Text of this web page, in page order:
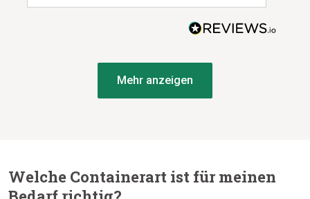
Mehr anzeigen
Welche Containerart ist für meinen